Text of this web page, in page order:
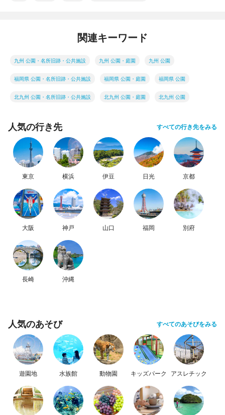
関連キーワード
九州 公園・名所旧跡・公共施設 九州 公園・庭園 九州 公園
福岡県 公園・名所旧跡・公共施設 福岡県 公園・庭園 福岡県 公園
北九州 公園・名所旧跡・公共施設 北九州 公園・庭園 北九州 公園
人気の行き先 すべての行き先をみる
東京 横浜 伊豆 日光 京都
大阪 神戸 山口 福岡 別府
長崎 沖縄
人気のあそび すべてのあそびをみる
遊園地 水族館 動物園 キッズパーク アスレチック